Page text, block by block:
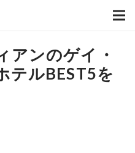
アンのゲイ・
テルBEST5を